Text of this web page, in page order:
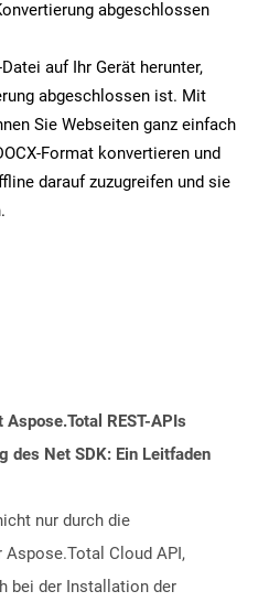
abgeschlossen
auf Ihr Gerät herunter,
abgeschlossen ist. Mit
Sie Webseiten ganz einfach
Format konvertieren und
darauf zuzugreifen und sie
REST-APIs
des Net SDK: Ein Leitfaden
nur durch die
Cloud API,
bei der Installation der